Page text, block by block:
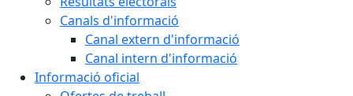
Canals d'informació
Canal extern d'informació
Canal intern d'informació
Informació oficial